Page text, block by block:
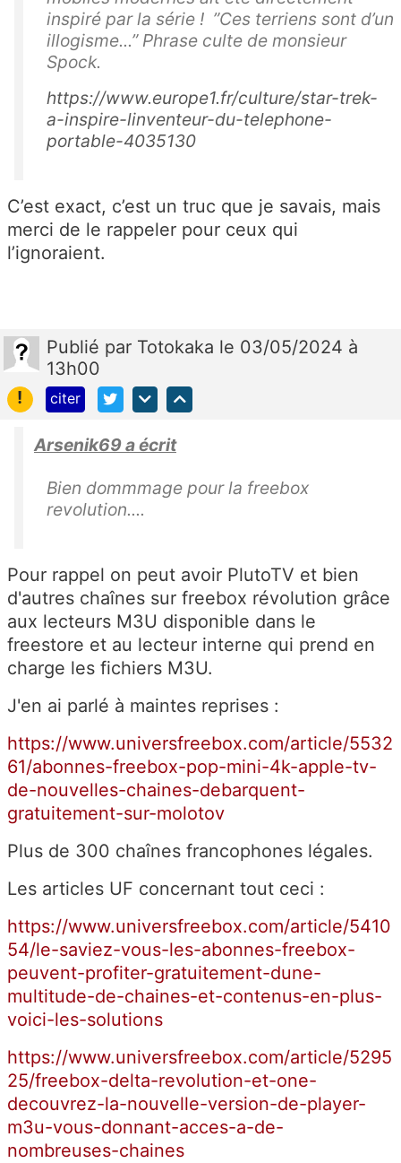
inspiré par la série ! ”Ces terriens sont d’un
illogisme...” Phrase culte de monsieur
Spock.
https://www.europe1.fr/culture/star-trek-
a-inspire-linventeur-du-telephone-
portable-4035130
C’est exact, c’est un truc que je savais, mais
merci de le rappeler pour ceux qui
l’ignoraient.
Publié par Totokaka le 03/05/2024 à
13h00
!
citer
Arsenik69 a écrit
Bien dommmage pour la freebox
revolution....
Pour rappel on peut avoir PlutoTV et bien
d'autres chaînes sur freebox révolution grâce
aux lecteurs M3U disponible dans le
freestore et au lecteur interne qui prend en
charge les fichiers M3U.
J'en ai parlé à maintes reprises :
https://www.universfreebox.com/article/5532
61/abonnes-freebox-pop-mini-4k-apple-tv-
de-nouvelles-chaines-debarquent-
gratuitement-sur-molotov
Plus de 300 chaînes francophones légales.
Les articles UF concernant tout ceci :
https://www.universfreebox.com/article/5410
54/le-saviez-vous-les-abonnes-freebox-
peuvent-profiter-gratuitement-dune-
multitude-de-chaines-et-contenus-en-plus-
voici-les-solutions
https://www.universfreebox.com/article/5295
25/freebox-delta-revolution-et-one-
decouvrez-la-nouvelle-version-de-player-
m3u-vous-donnant-acces-a-de-
nombreuses-chaines